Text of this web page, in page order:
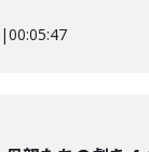
|00:05:47